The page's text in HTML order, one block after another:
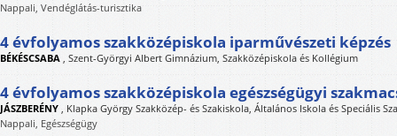
Nappali, Vendéglátás-turisztika
4 évfolyamos szakközépiskola iparművészeti képzés
BÉKÉSCSABA , Szent-Györgyi Albert Gimnázium, Szakközépiskola és Kollégium
4 évfolyamos szakközépiskola egészségügyi
JÁSZBERÉNY , Klapka György Szakközép- és Szakiskola, Általános Iskola és Speciális
Nappali, Egészségügy